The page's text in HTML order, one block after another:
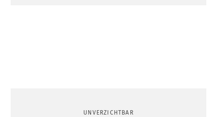
UNVERZICHTBAR